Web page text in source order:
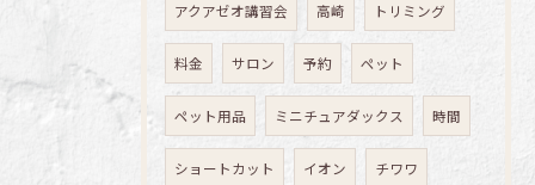
アクアゼオ講習会 高崎 トリミング
料金 サロン 予約 ペット
ペット用品 ミニチュアダックス 時間
ショートカット イオン チワワ